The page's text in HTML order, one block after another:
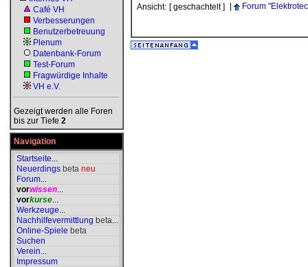
Café VH
Verbesserungen
Benutzerbetreuung
Plenum
Datenbank-Forum
Test-Forum
Fragwürdige Inhalte
VH e.V.
Gezeigt werden alle Foren
bis zur Tiefe 2
Navigation
Startseite...
Neuerdings beta neu
Forum...
vorwissen...
vorkurse...
Werkzeuge...
Nachhilfevermittlung beta...
Online-Spiele beta
Suchen
Verein...
Impressum
Ansicht: [ geschachtelt ] Forum